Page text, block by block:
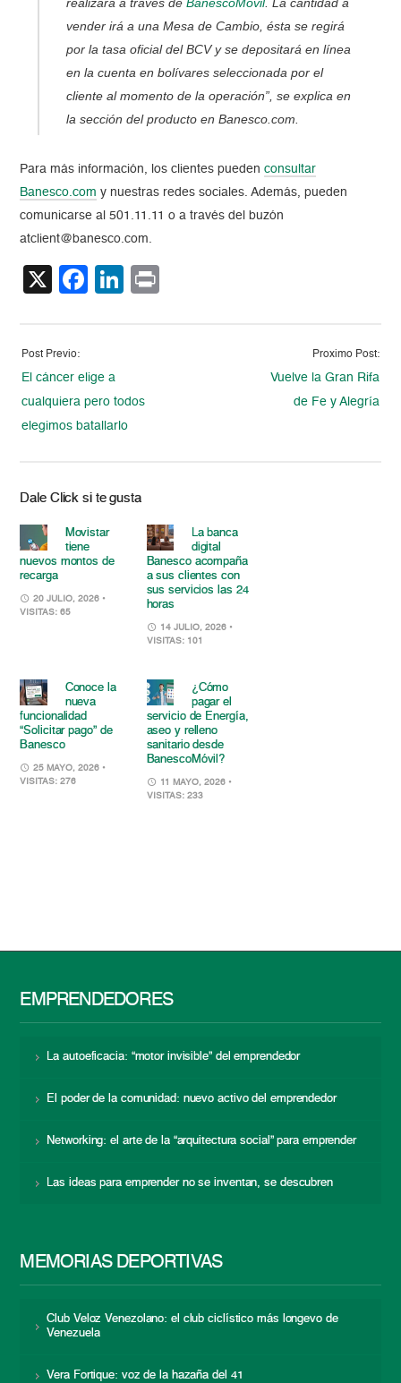
vender irá a una Mesa de Cambio, ésta se regirá
por la tasa oficial del BCV y se depositará en línea
en la cuenta en bolívares seleccionada por el
cliente al momento de la operación”, se explica en
la sección del producto en Banesco.com.
Para más información, los clientes puedenconsultar
Banesco.com y nuestras redes sociales. Además, pueden
comunicarse al 501.11.11 o a través del buzón
atclient@banesco.com.
X Facebook
LinkedIn
Post Previo:
El cáncer elige a
cualquiera pero todos
elegimos batallarlo
Proximo Post:
Vuelve la Gran Rifa
de Fe y Alegría
Dale Click si te gusta
Movistar
tiene
nuevos montos de
recarga
20 JULIO, 2026 •
VISITAS: 65
La banca
digital
Banesco acompaña
a sus clientes con
sus servicios las 24
horas
14 JULIO, 2026 •
VISITAS: 101
Conoce la
nueva
funcionalidad
“Solicitar pago” de
Banesco
25 MAYO, 2026 •
VISITAS: 276
¿Cómo
pagar el
servicio de Energía,
aseo y relleno
sanitario desde
BanescoMóvil?
11 MAYO, 2026 •
VISITAS: 233
EMPRENDEDORES
La autoeficacia: “motor invisible” del emprendedor
El poder de la comunidad: nuevo activo del emprendedor
Networking: el arte de la “arquitectura social” para emprender
Las ideas para emprender no se inventan, se descubren
MEMORIAS DEPORTIVAS
Club Veloz Venezolano: el club ciclístico más longevo de
Venezuela
Vera Fortique: voz de la hazaña del 41